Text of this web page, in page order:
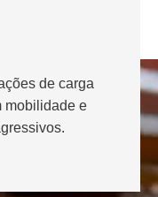
de carga
mobilidade e